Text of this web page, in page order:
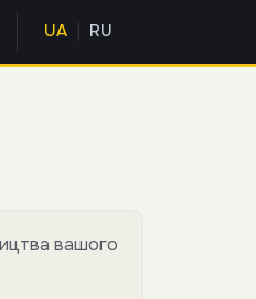
UA RU
вашого